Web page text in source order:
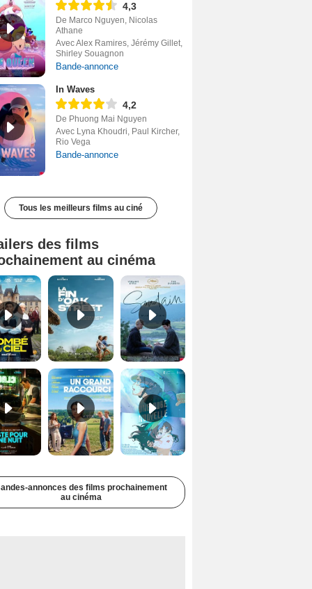
4,3
De Marco Nguyen, Nicolas
Athane
Avec Alex Ramires, Jérémy Gillet,
Shirley Souagnon
Bande-annonce
In Waves
4,2
De Phuong Mai Nguyen
Avec Lyna Khoudri, Paul Kircher,
Rio Vega
Bande-annonce
Tous les meilleurs films au ciné
des films
au cinéma
Tombé du ciel Bande-annonce VF La fin d’Oak Street Bande-annonce VO STFR
Juste pour une nuit Bande-annonce VO STFR Un grand raccourci Bande-annonce VF Une aube nouvelle Bande-annonce VO STFR
annonces des films prochainement
au cinéma